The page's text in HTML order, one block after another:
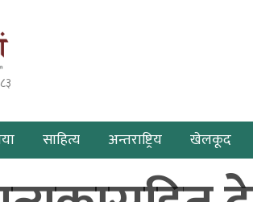
साहित्य अन्तराष्ट्रिय खेलकूद